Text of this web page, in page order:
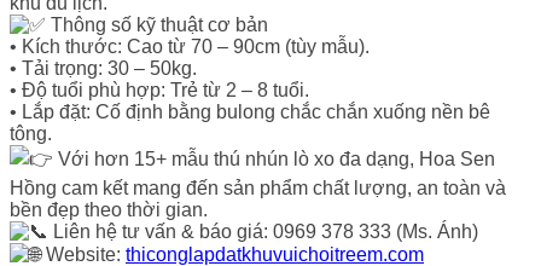
Thông số kỹ thuật cơ bản
• Kích thước: Cao từ 70 – 90cm (tùy mẫu).
• Tải trọng: 30 – 50kg.
• Độ tuổi phù hợp: Trẻ từ 2 – 8 tuổi.
• Lắp đặt: Cố định bằng bulong chắc chắn xuống nền bê
tông.
Với hơn 15+ mẫu thú nhún lò xo đa dạng, Hoa Sen
Hồng cam kết mang đến sản phẩm chất lượng, an toàn và
bền đẹp theo thời gian.
Liên hệ tư vấn & báo giá: 0969 378 333 (Ms. Ánh)
Website: thiconglapdatkhuvuichoitreem.com